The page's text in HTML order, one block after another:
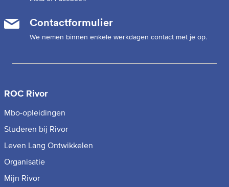
Contactformulier
We nemen binnen enkele werkdagen contact met je op.
ROC Rivor
Mbo-opleidingen
Studeren bij Rivor
Leven Lang Ontwikkelen
Organisatie
Mijn Rivor